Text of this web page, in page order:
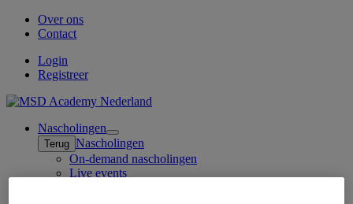
Over ons
Contact
Login
Registreer
Nascholingen
Open
submenu
Terug Nascholingen
On-demand nascholingen
Live events